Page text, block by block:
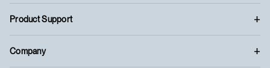
Product Support
Company